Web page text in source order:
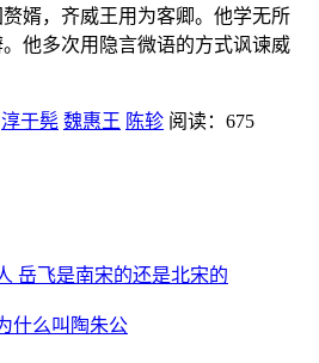
婿，齐威王用为客卿。他学无所
他多次用隐言微语的方式讽谏威
淳于髡 魏惠王 陈轸 阅读：675
岳飞是南宋的还是北宋的
什么叫陶朱公